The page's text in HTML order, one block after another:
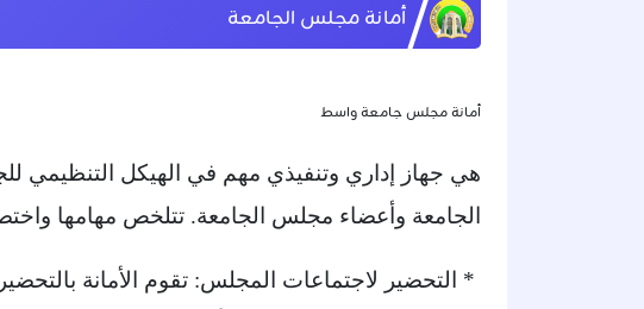
أمانة مجلس الجامعة
أمانة مجلس جامعة واسط
هي جهاز إداري وتنفيذي مهم في الهيكل التنظيمي
الجامعة وأعضاء مجلس الجامعة. تتلخص مهامها
* التحضير لاجتماعات المجلس: تقوم الأمانة